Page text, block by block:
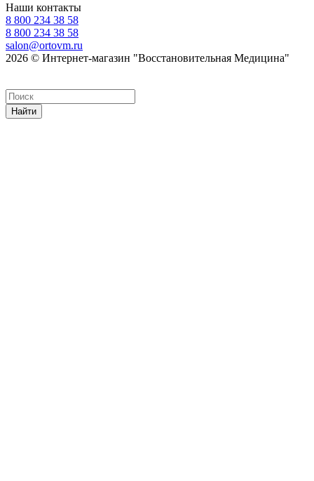
Наши контакты
8 800 234 38 58
8 800 234 38 58
salon@ortovm.ru
2026 © Интернет-магазин "Восстановительная Медицина"
Найти